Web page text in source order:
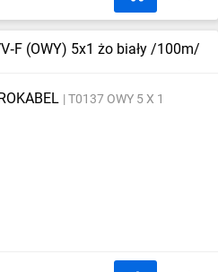
(OWY) 5x1 żo biały /100m/
T0137 OWY 5 X 1